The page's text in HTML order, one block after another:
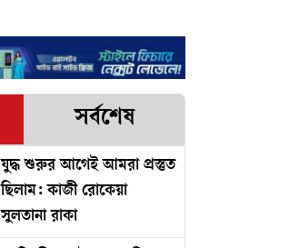
সর্বশেষ
যুদ্ধ শুরুর আগেই আমরা প্রস্তুত
ছিলাম: কাজী রোকেয়া
সুলতানা রাকা